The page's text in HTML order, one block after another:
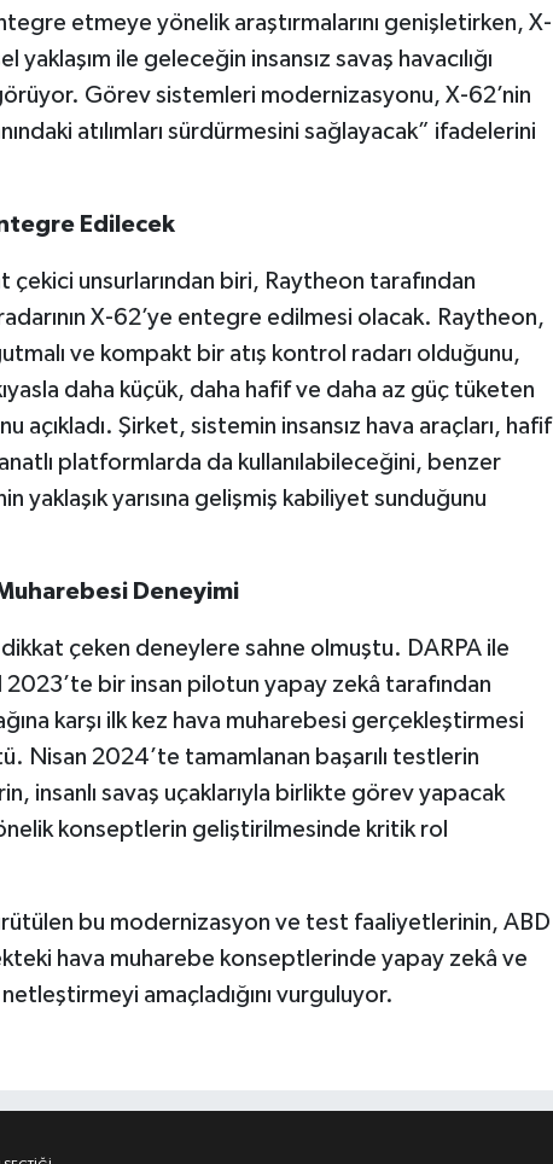
etmeye yönelik araştırmalarını genişletirken, X-
ile geleceğin insansız savaş havacılığı
Görev sistemleri modernizasyonu, X-62’nin
atılımları sürdürmesini sağlayacak” ifadelerini
Edilecek
unsurlarından biri, Raytheon tarafından
X-62’ye entegre edilmesi olacak. Raytheon,
ve kompakt bir atış kontrol radarı olduğunu,
daha küçük, daha hafif ve daha az güç tüketen
açıkladı. Şirket, sistemin insansız hava araçları, hafif
platformlarda da kullanılabileceğini, benzer
yaklaşık yarısına gelişmiş kabiliyet sunduğunu
Deneyimi
çeken deneylere sahne olmuştu. DARPA ile
bir insan pilotun yapay zekâ tarafından
karşı ilk kez hava muharebesi gerçekleştirmesi
Nisan 2024’te tamamlanan başarılı testlerin
insanlı savaş uçaklarıyla birlikte görev yapacak
konseptlerin geliştirilmesinde kritik rol
bu modernizasyon ve test faaliyetlerinin, ABD
hava muharebe konseptlerinde yapay zekâ ve
amaçladığını vurguluyor.